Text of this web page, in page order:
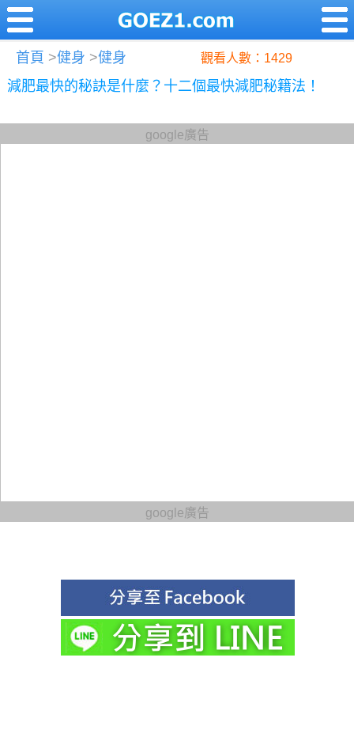
首頁 >健身 >健身 觀看人數：1429
減肥最快的秘訣是什麼？十二個最快減肥秘籍法！
google廣告
google廣告